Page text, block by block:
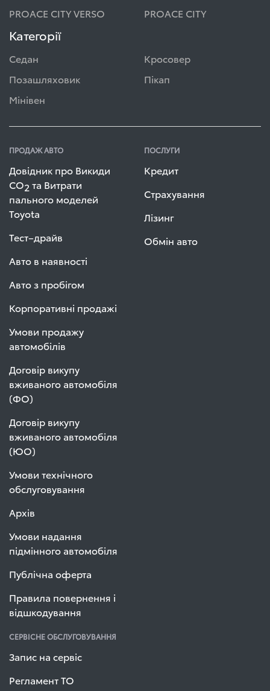
PROACE CITY VERSO
PROACE CITY
Категорії
Седан
Кросовер
Позашляховик
Пікап
Мінівен
ПРОДАЖ АВТО
Довідник про Викиди
СО2та Витрати
пального моделей
Toyota
Тест–драйв
Авто в наявності
Авто з пробігом
Корпоративні продажі
Умови продажу
автомобілів
Договір викупу
вживаного автомобіля
(ФО)
Договір викупу
вживаного автомобіля
(ЮО)
Умови технічного
обслуговування
Архів
Умови надання
підмінного автомобіля
Публічна оферта
Правила повернення і
відшкодування
ПОСЛУГИ
Кредит
Страхування
Лізинг
Обмін авто
СЕРВІСНЕ ОБСЛУГОВУВАННЯ
Запис на сервіс
Регламент ТО